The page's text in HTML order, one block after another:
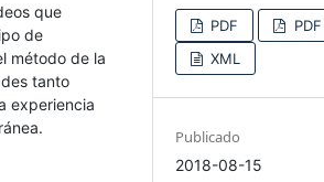
que
de
método de la
tanto
experiencia
PDF
XML
Publicado
2018-08-15